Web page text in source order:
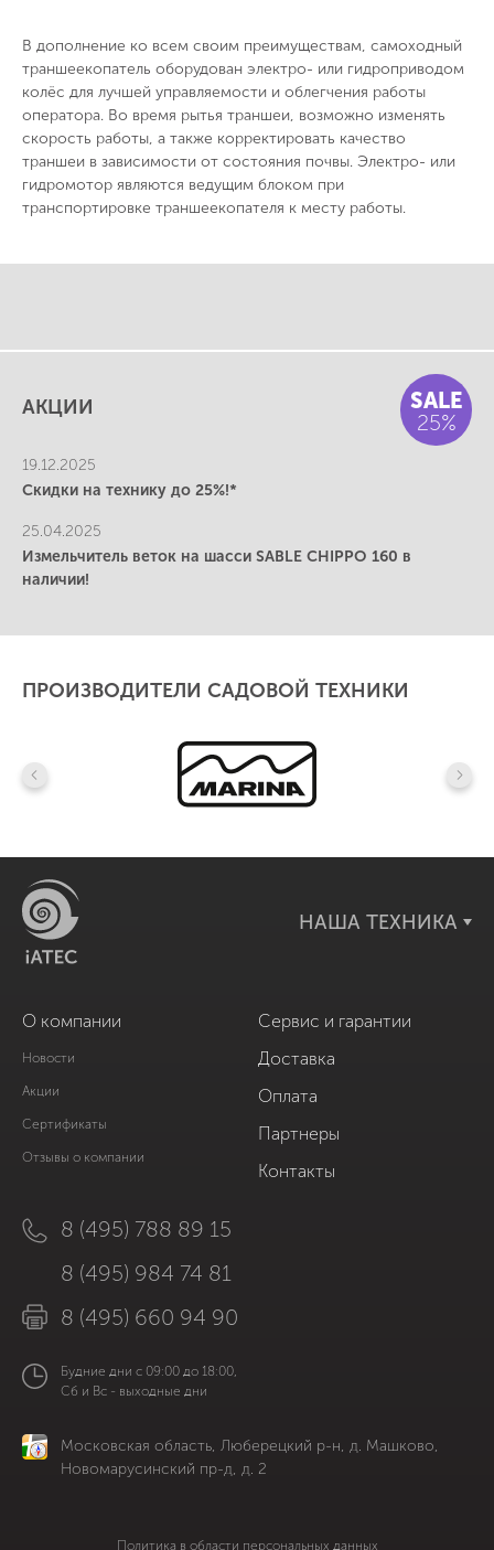
В дополнение ко всем своим преимуществам, самоходный
траншеекопатель оборудован электро- или гидроприводом
колёс для лучшей управляемости и облегчения работы
оператора. Во время рытья траншеи, возможно изменять
скорость работы, а также корректировать качество
траншеи в зависимости от состояния почвы. Электро- или
гидромотор являются ведущим блоком при
транспортировке траншеекопателя к месту работы.
АКЦИИ
SALE
25%
19.12.2025
Скидки на технику до 25%!*
25.04.2025
Измельчитель веток на шасси SABLE CHIPPO 160 в
наличии!
ПРОИЗВОДИТЕЛИ САДОВОЙ ТЕХНИКИ
НАША ТЕХНИКА
О компании
Новости
Акции
Сертификаты
Отзывы о компании
Сервис и гарантии
Доставка
Оплата
Партнеры
Контакты
8 (495) 788 89 15
8 (495) 984 74 81
8 (495) 660 94 90
Будние дни с 09:00 до 18:00,
Сб и Вс - выходные дни
Московская область, Люберецкий р-н, д. Машково,
Новомарусинский пр-д, д. 2
Политика в области персональных данных